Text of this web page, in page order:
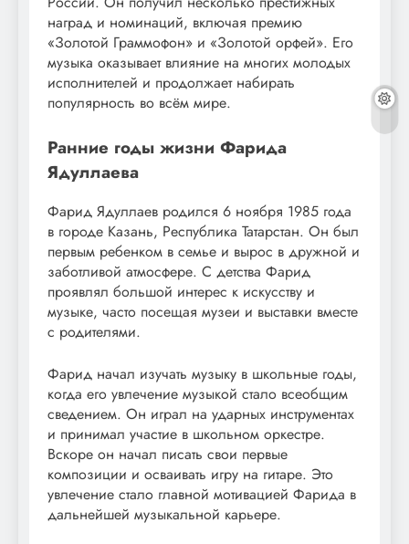
наград и номинаций, включая премию
«Золотой Граммофон» и «Золотой орфей». Его
музыка оказывает влияние на многих молодых
исполнителей и продолжает набирать
популярность во всём мире.
Ранние годы жизни Фарида
Ядуллаева
Фарид Ядуллаев родился 6 ноября 1985 года
в городе Казань, Республика Татарстан. Он был
первым ребенком в семье и вырос в дружной и
заботливой атмосфере. С детства Фарид
проявлял большой интерес к искусству и
музыке, часто посещая музеи и выставки вместе
с родителями.
Фарид начал изучать музыку в школьные годы,
когда его увлечение музыкой стало всеобщим
сведением. Он играл на ударных инструментах
и принимал участие в школьном оркестре.
Вскоре он начал писать свои первые
композиции и осваивать игру на гитаре. Это
увлечение стало главной мотивацией Фарида в
дальнейшей музыкальной карьере.